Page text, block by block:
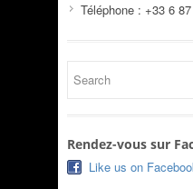
Téléphone : +33 6
Rendez-vous sur
Like us on